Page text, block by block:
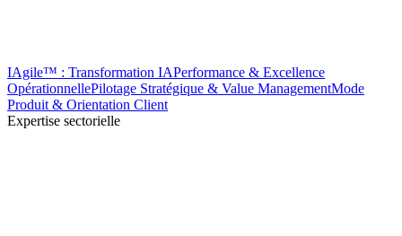
IAgile™ : Transformation IAPerformance & Excellence
OpérationnellePilotage Stratégique & Value ManagementMode
Produit & Orientation Client
Expertise sectorielle